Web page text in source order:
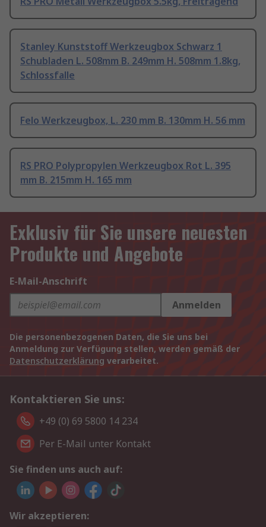
Stanley Kunststoff Werkzeugbox Schwarz 1
Schubladen L. 508mm B. 249mm H. 508mm 1.8kg,
Schlossfalle
Felo Werkzeugbox, L. 230 mm B. 130mm H. 56 mm
RS PRO Polypropylen Werkzeugbox Rot L. 395
mm B. 215mm H. 165 mm
Exklusiv für Sie unsere neuesten
Produkte und Angebote
E-Mail-Anschrift
Anmelden
Die personenbezogenen Daten, die Sie uns bei
Anmeldung zur Verfügung stellen, werden gemäß der
Datenschutzerklärung verarbeitet.
Kontaktieren Sie uns:
+49 (0) 69 5800 14 234
Per E-Mail unter Kontakt
Sie finden uns auch auf:
Wir akzeptieren: